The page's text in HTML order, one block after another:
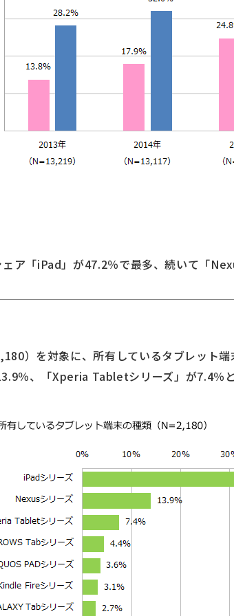
ア「iPad」が47.2％で最多、続いて「
）を対象に、所有しているタブレット
％、「Xperia Tabletシリーズ」が7.4％と